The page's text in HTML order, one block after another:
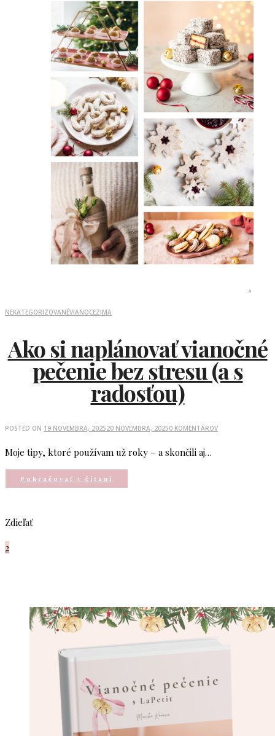
NEKATEGORIZOVANÉVIANOCEZIMA
Ako si naplánovať vianočné
pečenie bez stresu (a s
radosťou)
POSTED ON 19 NOVEMBRA, 202520 NOVEMBRA, 20250 KOMENTÁROV
Moje tipy, ktoré používam už roky – a skončili aj…
Pokračovať v čítaní
Zdieľať
2